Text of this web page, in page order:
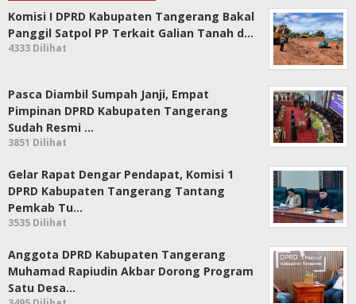
Komisi I DPRD Kabupaten Tangerang Bakal
Panggil Satpol PP Terkait Galian Tanah d…
4333 Dilihat
Pasca Diambil Sumpah Janji, Empat
Pimpinan DPRD Kabupaten Tangerang
Sudah Resmi …
3851 Dilihat
Gelar Rapat Dengar Pendapat, Komisi 1
DPRD Kabupaten Tangerang Tantang
Pemkab Tu…
3535 Dilihat
Anggota DPRD Kabupaten Tangerang
Muhamad Rapiudin Akbar Dorong Program
Satu Desa…